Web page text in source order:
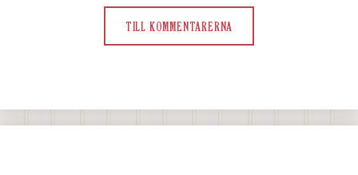
TILL KOMMENTARERNA